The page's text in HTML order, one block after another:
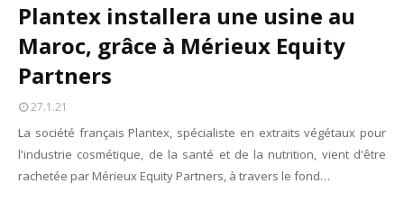
Plantex installera une usine au
Maroc, grâce à Mérieux Equity
Partners
27.1.21
La société français Plantex, spécialiste en extraits végétaux pour
l'industrie cosmétique, de la santé et de la nutrition, vient d'être
rachetée par Mérieux Equity Partners, à travers le fond…